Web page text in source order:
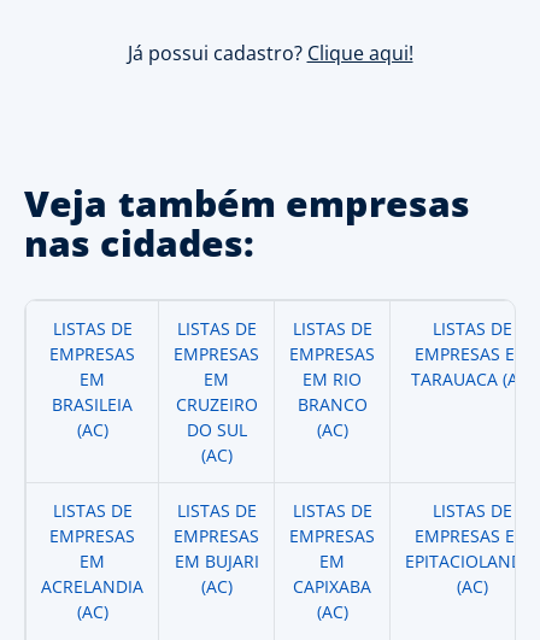
Já possui cadastro? Clique aqui!
Veja também empresas
nas cidades:
LISTAS DE
EMPRESAS
EM
BRASILEIA
(AC)
LISTAS DE
EMPRESAS
EM
CRUZEIRO
DO SUL
(AC)
LISTAS DE
EMPRESAS
EM RIO
BRANCO
(AC)
LISTAS DE
EMPRESAS EM
TARAUACA (AC)
LISTAS DE
EMPRESAS
EM
ACRELANDIA
(AC)
LISTAS DE
EMPRESAS
EM BUJARI
(AC)
LISTAS DE
EMPRESAS
EM
CAPIXABA
(AC)
LISTAS DE
EMPRESAS EM
EPITACIOLANDIA
(AC)